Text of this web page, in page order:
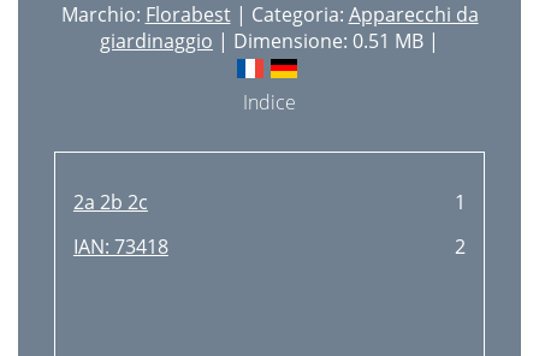
Marchio: Florabest| Categoria: Apparecchi da
giardinaggio | Dimensione: 0.51 MB |
Indice
2a 2b 2c
1
IAN: 73418
2